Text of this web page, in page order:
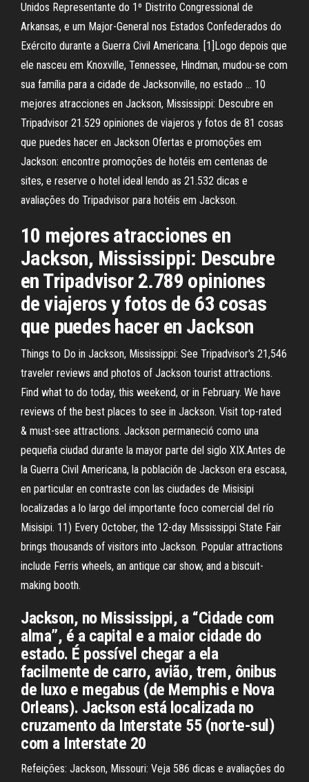
Unidos Representante do 1º Distrito Congressional de
Arkansas, e um Major-General nos Estados Confederados do
Exército durante a Guerra Civil Americana. [1]Logo depois que
ele nasceu em Knoxville, Tennessee, Hindman, mudou-se com
sua família para a cidade de Jacksonville, no estado … 10
mejores atracciones en Jackson, Mississippi: Descubre en
Tripadvisor 21.529 opiniones de viajeros y fotos de 81 cosas
que puedes hacer en Jackson Ofertas e promoções em
Jackson: encontre promoções de hotéis em centenas de
sites, e reserve o hotel ideal lendo as 21.532 dicas e
avaliações do Tripadvisor para hotéis em Jackson.
10 mejores atracciones en
Jackson, Mississippi: Descubre
en Tripadvisor 2.789 opiniones
de viajeros y fotos de 63 cosas
que puedes hacer en Jackson
Things to Do in Jackson, Mississippi: See Tripadvisor's 21,546
traveler reviews and photos of Jackson tourist attractions.
Find what to do today, this weekend, or in February. We have
reviews of the best places to see in Jackson. Visit top-rated
& must-see attractions. Jackson permaneció como una
pequeña ciudad durante la mayor parte del siglo XIX.Antes de
la Guerra Civil Americana, la población de Jackson era escasa,
en particular en contraste con las ciudades de Misisipi
localizadas a lo largo del importante foco comercial del río
Misisipi. 11) Every October, the 12-day Mississippi State Fair
brings thousands of visitors into Jackson. Popular attractions
include Ferris wheels, an antique car show, and a biscuit-
making booth.
Jackson, no Mississippi, a “Cidade com
alma”, é a capital e a maior cidade do
estado. É possível chegar a ela
facilmente de carro, avião, trem, ônibus
de luxo e megabus (de Memphis e Nova
Orleans). Jackson está localizada no
cruzamento da Interstate 55 (norte-sul)
com a Interstate 20
Refeições: Jackson, Missouri: Veja 586 dicas e avaliações do